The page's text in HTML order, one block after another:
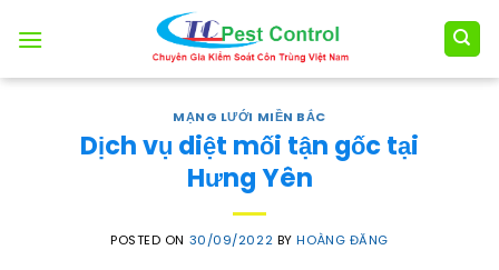
MẠNG LƯỚI MIỀN BẮC
Dịch vụ diệt mối tận gốc tại
Hưng Yên
POSTED ON 30/09/2022 BYHOÀNG ĐĂNG